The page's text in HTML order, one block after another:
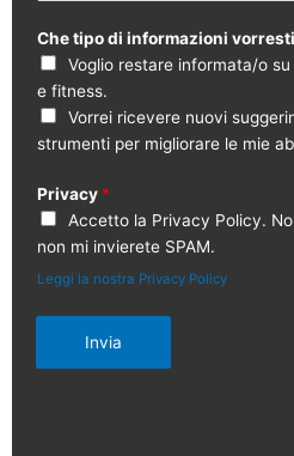
Che tipo di informazioni
Voglio restare informata/o
e fitness.
Vorrei ricevere nuovi
strumenti per migliorare le mie
Privacy *
Accetto la Privacy Policy.
non mi invierete SPAM.
Leggi la nostra Privacy Policy
Invia